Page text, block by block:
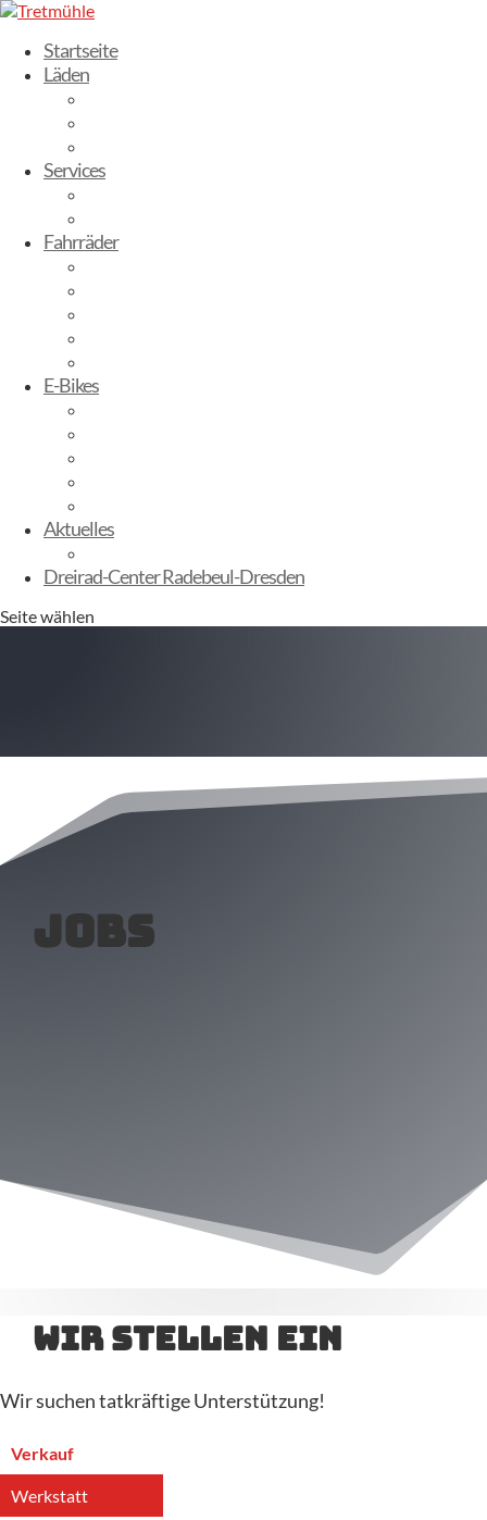
Startseite
Läden
Services
Fahrräder
E-Bikes
Aktuelles
Dreirad-Center Radebeul-Dresden
Seite wählen
Jobs
Wir stellen ein
Wir suchen tatkräftige Unterstützung!
Verkauf
Werkstatt